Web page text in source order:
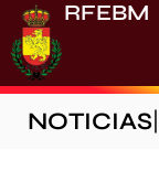
RFEBM
NOTICIAS